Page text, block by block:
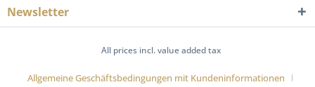
Newsletter
All prices incl. value added tax
Allgemeine Geschäftsbedingungen mit Kundeninformationen